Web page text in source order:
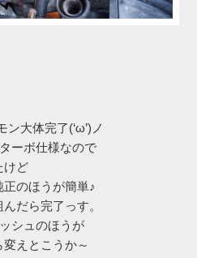
大体完了(‘ω’)ノ
ーボ仕様なので
けど
のほうが簡単♪
だら完了っす。
シュのほうが
えとこうか～